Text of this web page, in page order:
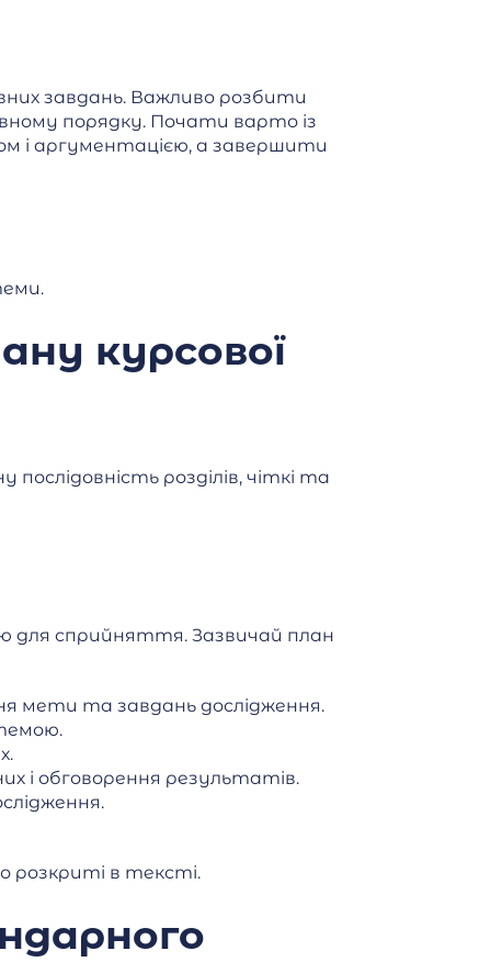
завдань. Важливо розбити
порядку. Почати варто із
і аргументацією, а завершити
курсової
розділів, чіткі та
для сприйняття. Зазвичай план
мети та завдань дослідження.
і обговорення результатів.
розкриті в тексті.